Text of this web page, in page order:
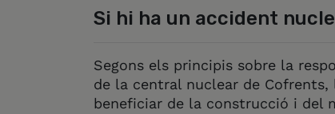
Si hi ha un accident
Segons els principis sobre la
de la central nuclear de Cofrents,
beneficiar de la construcció i del